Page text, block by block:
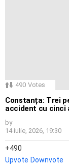
490 Votes
Constanța: Trei
accident cu cinci
by
14 iulie, 2026, 19:30
490
Upvote Downvote